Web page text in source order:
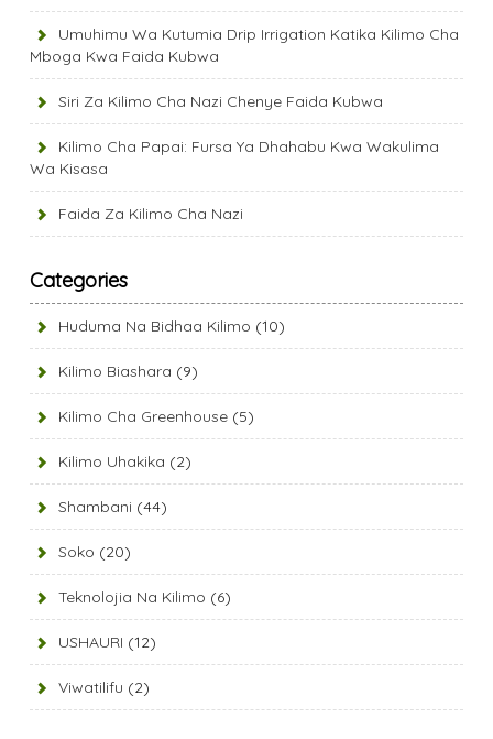
Umuhimu Wa Kutumia Drip Irrigation Katika Kilimo Cha
Mboga Kwa Faida Kubwa
Siri Za Kilimo Cha Nazi Chenye Faida Kubwa
Kilimo Cha Papai: Fursa Ya Dhahabu Kwa Wakulima
Wa Kisasa
Faida Za Kilimo Cha Nazi
Categories
Huduma Na Bidhaa Kilimo (10)
Kilimo Biashara (9)
Kilimo Cha Greenhouse (5)
Kilimo Uhakika (2)
Shambani (44)
Soko (20)
Teknolojia Na Kilimo (6)
USHAURI (12)
Viwatilifu (2)